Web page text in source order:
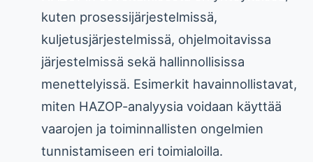
kuten prosessijärjestelmissä,
kuljetusjärjestelmissä, ohjelmoitavissa
järjestelmissä sekä hallinnollisissa
menettelyissä. Esimerkit havainnollistavat,
miten HAZOP-analyysia voidaan käyttää
vaarojen ja toiminnallisten ongelmien
tunnistamiseen eri toimialoilla.